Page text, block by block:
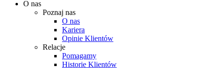
O nas
Poznaj nas
O nas
Kariera
Opinie Klientów
Relacje
Pomagamy
Historie Klientów